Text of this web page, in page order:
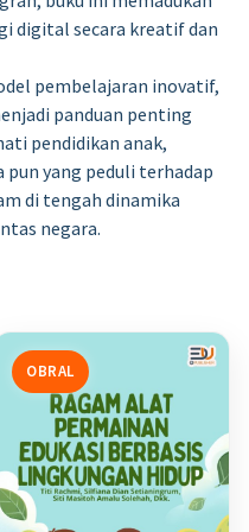
digital secara kreatif dan
pembelajaran inovatif,
panduan penting
pendidikan anak,
yang peduli terhadap
di tengah dinamika
negara.
OBRAL